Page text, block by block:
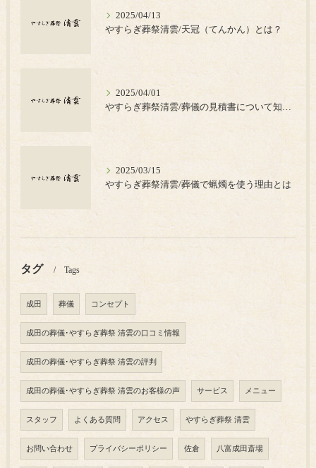
2025/04/13
やすらぎ葬祭清雲/天冠（てんかん）とは？
2025/04/01
やすらぎ葬祭清雲/葬儀の見積書について知っておきたいポイント
2025/03/15
やすらぎ葬祭清雲/葬儀で蝋燭を使う理由とは
タグ Tags
成田 葬儀 コンセプト
成田の葬儀･やすらぎ葬祭 清雲の口コミ情報
成田の葬儀･やすらぎ葬祭 清雲の評判
成田の葬儀･やすらぎ葬祭 清雲のお客様の声 サービス メニュー
スタッフ よくある質問 アクセス やすらぎ葬祭 清雲
お問い合わせ プライバシーポリシー 佐倉 八富成田斎場